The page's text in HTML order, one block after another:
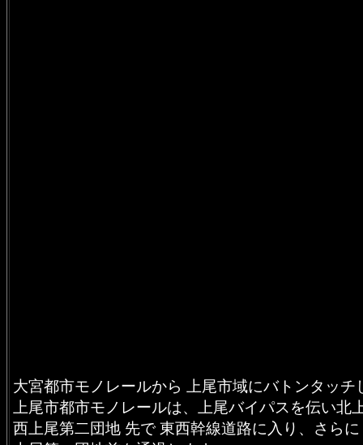
大宮都市モノレールから 上尾市域にバトンタッチ
上尾市都市モノレールは、上尾バイパスを伝い北
西上尾第二団地 先で 東西幹線道路に入り、さらに